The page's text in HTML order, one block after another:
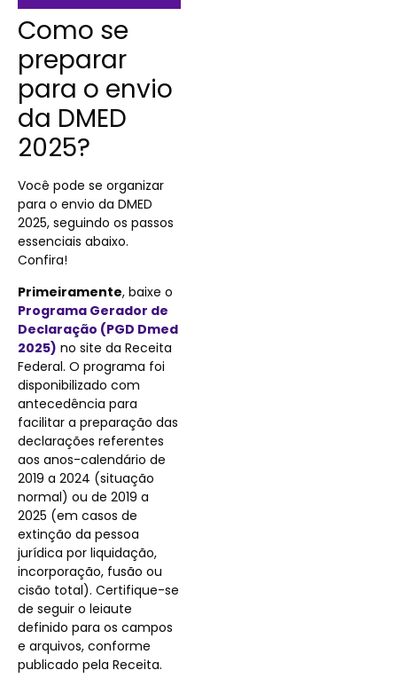
Como se
preparar
para o envio
da DMED
2025?
Você pode se organizar
para o envio da DMED
2025, seguindo os passos
essenciais abaixo.
Confira!
Primeiramente, baixe o
Programa Gerador de
Declaração (PGD Dmed
2025) no site da Receita
Federal. O programa foi
disponibilizado com
antecedência para
facilitar a preparação das
declarações referentes
aos anos-calendário de
2019 a 2024 (situação
normal) ou de 2019 a
2025 (em casos de
extinção da pessoa
jurídica por liquidação,
incorporação, fusão ou
cisão total). Certifique-se
de seguir o leiaute
definido para os campos
e arquivos, conforme
publicado pela Receita.